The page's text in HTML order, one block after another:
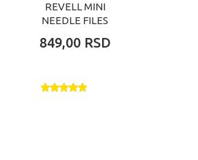
REVELL MINI
NEEDLE FILES
849,00 RSD